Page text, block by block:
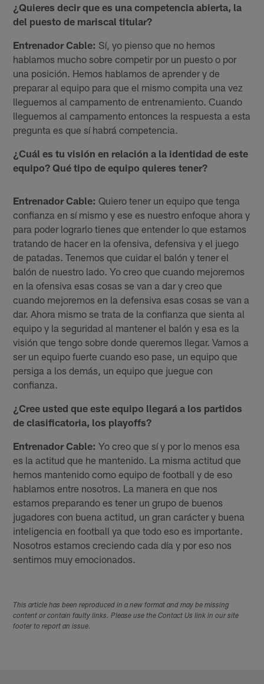
¿Quieres decir que es una competencia abierta, la
del puesto de mariscal titular?
Entrenador Cable: Sí, yo pienso que no hemos
hablamos mucho sobre competir por un puesto o por
una posición. Hemos hablamos de aprender y de
preparar al equipo para que el mismo compita una vez
lleguemos al campamento de entrenamiento. Cuando
lleguemos al campamento entonces la respuesta a esta
pregunta es que sí habrá competencia.
¿Cuál es tu visión en relación a la identidad de este
equipo? Qué tipo de equipo quieres tener?
Entrenador Cable: Quiero tener un equipo que tenga
confianza en sí mismo y ese es nuestro enfoque ahora y
para poder lograrlo tienes que entender lo que estamos
tratando de hacer en la ofensiva, defensiva y el juego
de patadas. Tenemos que cuidar el balón y tener el
balón de nuestro lado. Yo creo que cuando mejoremos
en la ofensiva esas cosas se van a dar y creo que
cuando mejoremos en la defensiva esas cosas se van a
dar. Ahora mismo se trata de la confianza que sienta al
equipo y la seguridad al mantener el balón y esa es la
visión que tengo sobre donde queremos llegar. Vamos a
ser un equipo fuerte cuando eso pase, un equipo que
persiga a los demás, un equipo que juegue con
confianza.
¿Cree usted que este equipo llegará a los partidos
de clasificatoria, los playoffs?
Entrenador Cable: Yo creo que sí y por lo menos esa
es la actitud que he mantenido. La misma actitud que
hemos mantenido como equipo de football y de eso
hablamos entre nosotros. La manera en que nos
estamos preparando es tener un grupo de buenos
jugadores con buena actitud, un gran carácter y buena
inteligencia en football ya que todo eso es importante.
Nosotros estamos creciendo cada día y por eso nos
sentimos muy emocionados.
This article has been reproduced in a new format and may be missing
content or contain faulty links. Please use the Contact Us link in our site
footer to report an issue.